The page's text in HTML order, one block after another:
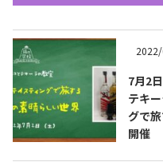
Tequila Journal SNS
7月2
テキ
グで
開催